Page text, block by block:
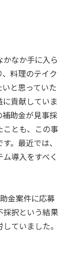
かなか手に入ら
料理のテイク
と思っていた
貢献していま
助金が見事採
ことも、この事
。最近では、
導入をすべく
金案件に応募
採択という結果
ていました。